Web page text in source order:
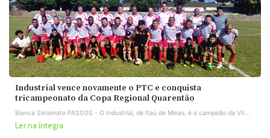
Industrial vence novamente o PTC e conquista
tricampeonato da Copa Regional Quarentão
Bianca Simionato PASSOS - O Industrial, de Itaú de Minas, é o campeão da VII...
Ler na íntegra